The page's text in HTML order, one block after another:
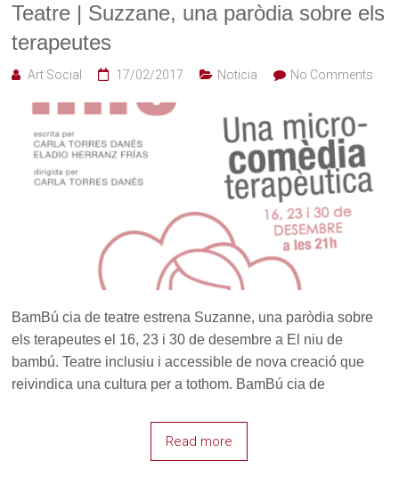
Teatre | Suzzane, una paròdia sobre els
terapeutes
Art Social 17/02/2017 Noticia No Comments
BamBú cia de teatre estrena Suzanne, una paròdia sobre
els terapeutes el 16, 23 i 30 de desembre a El niu de
bambú. Teatre inclusiu i accessible de nova creació que
reivindica una cultura per a tothom. BamBú cia de
Read more